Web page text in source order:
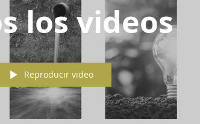
los videos
Reproducir video